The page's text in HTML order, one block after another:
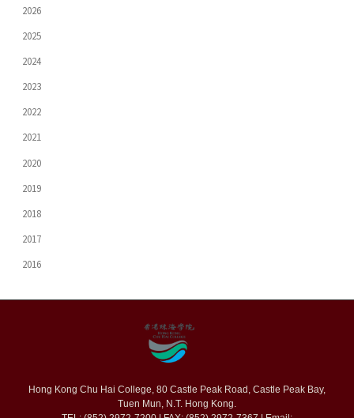
2026
2025
2024
2023
2022
2021
2020
2019
2018
2017
2016
Hong Kong Chu Hai College, 80 Castle Peak Road, Castle Peak Bay,
Tuen Mun, N.T. Hong Kong.